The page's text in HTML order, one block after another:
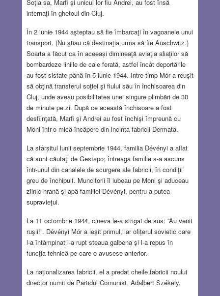
Soţia sa, Marfi şi unicul lor fiu Andrei, au fost însă
internaţi în ghetoul din Cluj.
În 2 iunie 1944 aşteptau să fie îmbarcaţi în vagoanele unui
transport. (Nu ştiau că destinaţia urma să fie Auschwitz.)
Soarta a făcut ca în aceeași dimineaţă aviaţia aliaţilor să
bombardeze liniile de cale ferată, astfel încât deportările
au fost sistate până în 5 iunie 1944. Între timp Mór a reușit
să obţină transferul soţiei şi fiului său în închisoarea din
Cluj, unde aveau posibilitatea unei singure plimbări de 30
de minute pe zi. După ce această închisoare a fost
desfiinţată, Marfi şi Andrei au fost închişi împreună cu
Moni într-o mică încăpere din incinta fabricii Dermata.
La sfârșitul lunii septembrie 1944, familia Dévényi a aflat
că sunt căutaţi de Gestapo; întreaga familie s-a ascuns
într-unul din canalele de scurgere ale fabricii, în condiţii
greu de închipuit. Muncitorii îl iubeau pe Moni şi aduceau
zilnic hrană şi apă familiei Dévényi, pentru a putea
supravieţui.
La 11 octombrie 1944, cineva le-a strigat de sus: ”Au venit
ruşii!”. Dévényi Mór a ieşit primul, iar ofițerul sovietic care
l-a întâmpinat i-a rupt steaua galbena şi l-a repus în
funcţia tehnică pe care o avusese anterior.
La naționalizarea fabricii, el a predat cheile fabricii noului
director numit de Partidul Comunist, Adalbert Székely.